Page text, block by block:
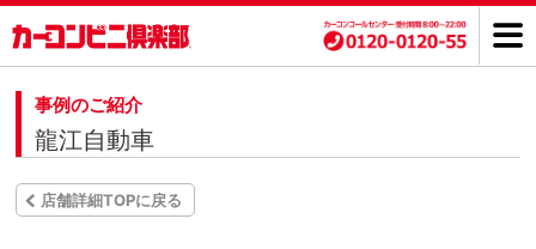
事例のご紹介
龍江自動車
店舗詳細TOPに戻る